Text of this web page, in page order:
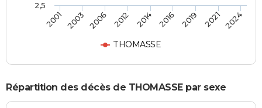
THOMASSE
2001 2003 2006 2012 2014 2016 2019 2021 2024
2,5
Répartition des décès de THOMASSE par sexe